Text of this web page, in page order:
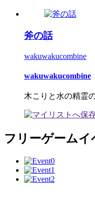
斧の話
wakuwakucombine
wakuwakucombine
木こりと水の精霊
フリーゲームイ